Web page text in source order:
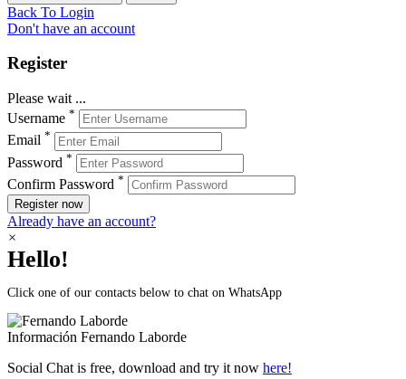
Back To Login
Don't have an account
Register
Please wait ...
Username *
Email *
Password *
Confirm Password *
Register now
Already have an account?
×
Hello!
Click one of our contacts below to chat on WhatsApp
Información Fernando Laborde
Social Chat is free, download and try it now here!